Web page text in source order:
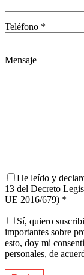
Teléfono *
Mensaje
He leído y
13 del Decreto
UE 2016/679) *
Sí, quiero
importantes sobre
esto, doy mi
personales, de